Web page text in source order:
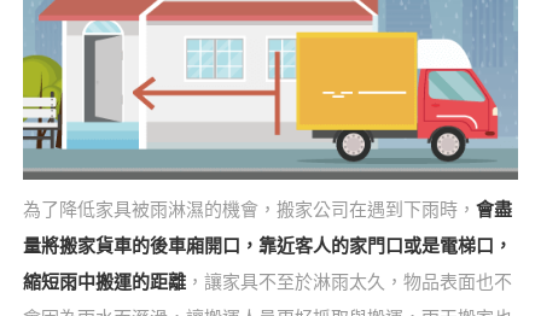
為了降低家具被雨淋濕的機會，搬家公司在遇到下雨時， 會盡
量將搬家貨車的後車廂開口，靠近客人的家門口或是電梯口，
縮短雨中搬運的距離，讓家具不至於淋雨太久，物品表面也不